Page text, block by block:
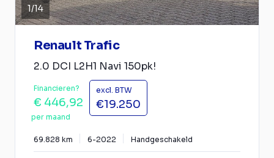
1/14
Renault Trafic
2.0 DCI L2H1 Navi 150pk!
Financieren?
€ 446,92
per maand
excl. BTW
€19.250
69.828 km 6-2022 Handgeschakeld